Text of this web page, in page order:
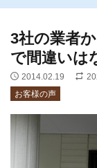
3社の業者
で間違いは
2014.02.19
お客様の声